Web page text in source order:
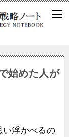
始めた人が
い浮かべるの